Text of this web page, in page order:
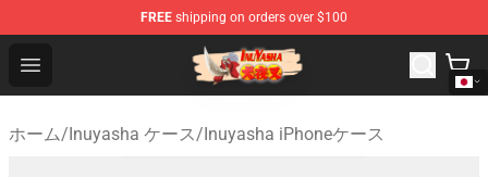
FREE shipping on orders over $100
Open menu
Inuyasha Store - Official Inuyasha Merchandise Shop
ホーム/Inuyasha ケース/Inuyasha iPhoneケース